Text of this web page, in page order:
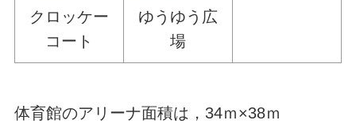
クロッケー
コート
ゆうゆう広
場
体育館のアリーナ面積は，34ｍ×38ｍ